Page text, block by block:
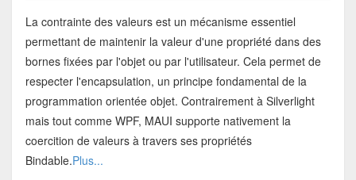
La contrainte des valeurs est un mécanisme essentiel
permettant de maintenir la valeur d'une propriété dans des
bornes fixées par l'objet ou par l'utilisateur. Cela permet de
respecter l'encapsulation, un principe fondamental de la
programmation orientée objet. Contrairement à Silverlight
mais tout comme WPF, MAUI supporte nativement la
coercition de valeurs à travers ses propriétés
Bindable.Plus...